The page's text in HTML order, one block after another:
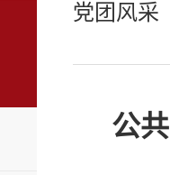
党团风采
公